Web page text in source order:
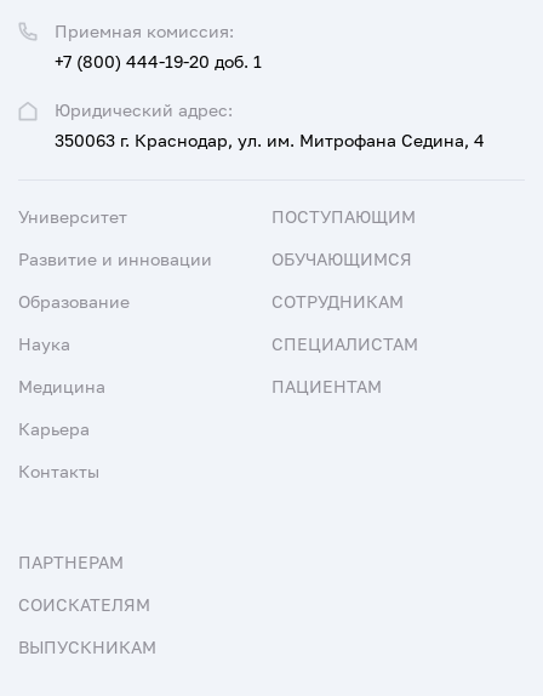
Юридический адрес:
350063 г. Краснодар, ул. им. Митрофана Седина, 4
Приемная комиссия:
+7 (800) 444-19-20 доб. 1
Университет
Развитие и инновации
Образование
Наука
Медицина
Карьера
Контакты
ПОСТУПАЮЩИМ
ОБУЧАЮЩИМСЯ
СОТРУДНИКАМ
СПЕЦИАЛИСТАМ
ПАЦИЕНТАМ
ПАРТНЕРАМ
СОИСКАТЕЛЯМ
ВЫПУСКНИКАМ